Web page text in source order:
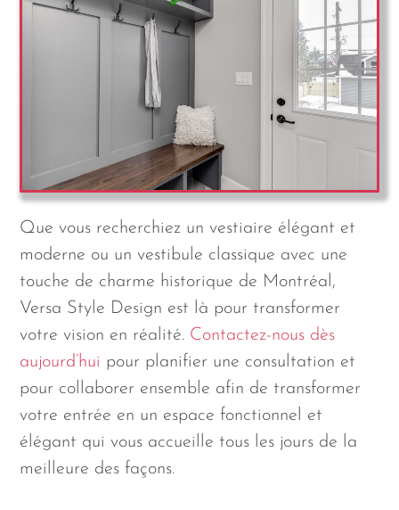
Que vous recherchiez un vestiaire élégant et
moderne ou un vestibule classique avec une
touche de charme historique de Montréal,
Versa Style Design est là pour transformer
votre vision en réalité. Contactez-nous dès
aujourd’hui pour planifier une consultation et
pour collaborer ensemble afin de transformer
votre entrée en un espace fonctionnel et
élégant qui vous accueille tous les jours de la
meilleure des façons.